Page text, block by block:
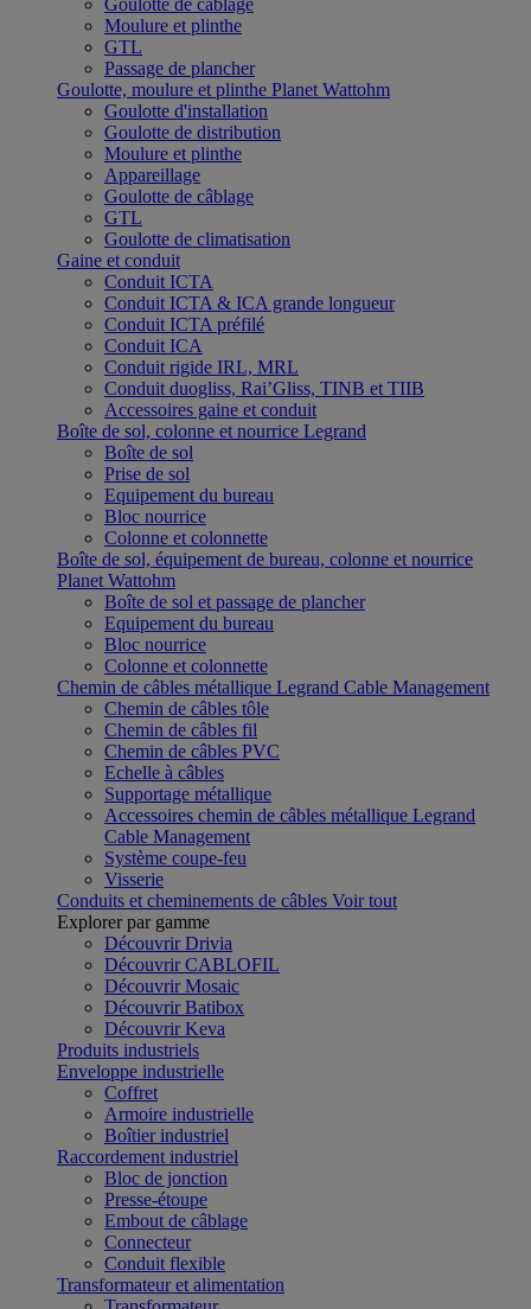
Goulotte de câblage
Moulure et plinthe
GTL
Passage de plancher
Goulotte, moulure et plinthe Planet Wattohm
Goulotte d'installation
Goulotte de distribution
Moulure et plinthe
Appareillage
Goulotte de câblage
GTL
Goulotte de climatisation
Gaine et conduit
Conduit ICTA
Conduit ICTA & ICA grande longueur
Conduit ICTA préfilé
Conduit ICA
Conduit rigide IRL, MRL
Conduit duogliss, Rai’Gliss, TINB et TIIB
Accessoires gaine et conduit
Boîte de sol, colonne et nourrice Legrand
Boîte de sol
Prise de sol
Equipement du bureau
Bloc nourrice
Colonne et colonnette
Boîte de sol, équipement de bureau, colonne et nourrice
Planet Wattohm
Boîte de sol et passage de plancher
Equipement du bureau
Bloc nourrice
Colonne et colonnette
Chemin de câbles métallique Legrand Cable Management
Chemin de câbles tôle
Chemin de câbles fil
Chemin de câbles PVC
Echelle à câbles
Supportage métallique
Accessoires chemin de câbles métallique Legrand
Cable Management
Système coupe-feu
Visserie
Conduits et cheminements de câbles Voir tout
Explorer par gamme
Découvrir Drivia
Découvrir CABLOFIL
Découvrir Mosaic
Découvrir Batibox
Découvrir Keva
Produits industriels
Enveloppe industrielle
Coffret
Armoire industrielle
Boîtier industriel
Raccordement industriel
Bloc de jonction
Presse-étoupe
Embout de câblage
Connecteur
Conduit flexible
Transformateur et alimentation